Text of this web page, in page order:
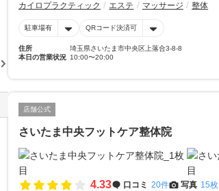
カイロプラクティック エステ マッサージ 整体
駐車場有 QRコード決済可
住所
埼玉県さいたま市中央区上落合3-8-8
本日の営業状況 10:00〜20:00
店舗公式
さいたま中央フットケア整体院
4.33 口コミ 20件 写真 15枚